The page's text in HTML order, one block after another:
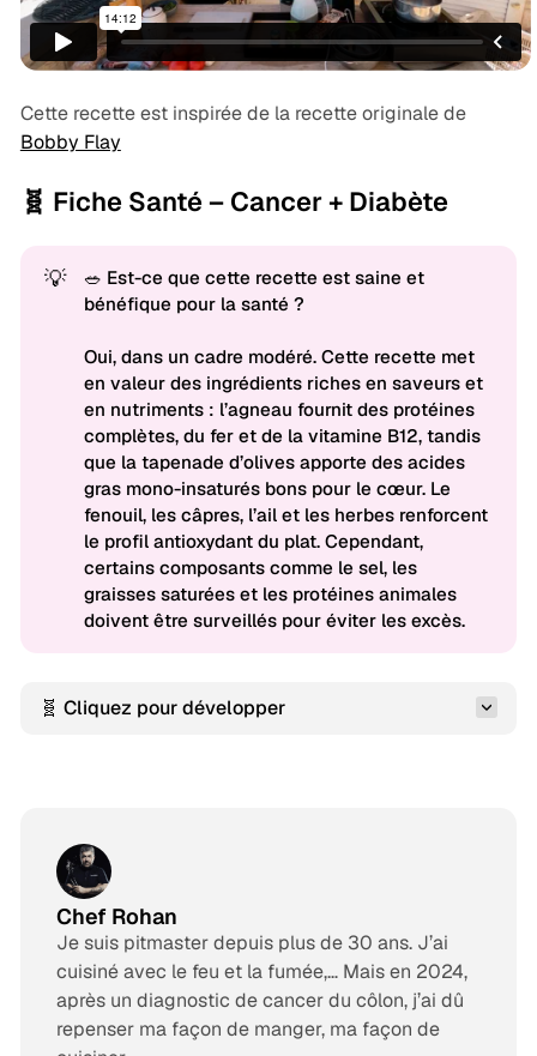
Cette recette est inspirée de la recette originale de
Bobby Flay
🧬 Fiche Santé – Cancer + Diabète
💡
🥗 Est-ce que cette recette est saine et
bénéfique pour la santé ?
Oui, dans un cadre modéré. Cette recette met
en valeur des ingrédients riches en saveurs et
en nutriments : l’agneau fournit des protéines
complètes, du fer et de la vitamine B12, tandis
que la tapenade d’olives apporte des acides
gras mono-insaturés bons pour le cœur. Le
fenouil, les câpres, l’ail et les herbes renforcent
le profil antioxydant du plat. Cependant,
certains composants comme le sel, les
graisses saturées et les protéines animales
doivent être surveillés pour éviter les excès.
🧬 Cliquez pour développer
Chef Rohan
Je suis pitmaster depuis plus de 30 ans. J’ai
cuisiné avec le feu et la fumée,… Mais en 2024,
après un diagnostic de cancer du côlon, j’ai dû
repenser ma façon de manger, ma façon de